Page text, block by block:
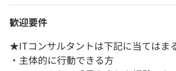
歓迎要件
★ITコンサルタントは下記に当てはま
・主体的に行動できる方